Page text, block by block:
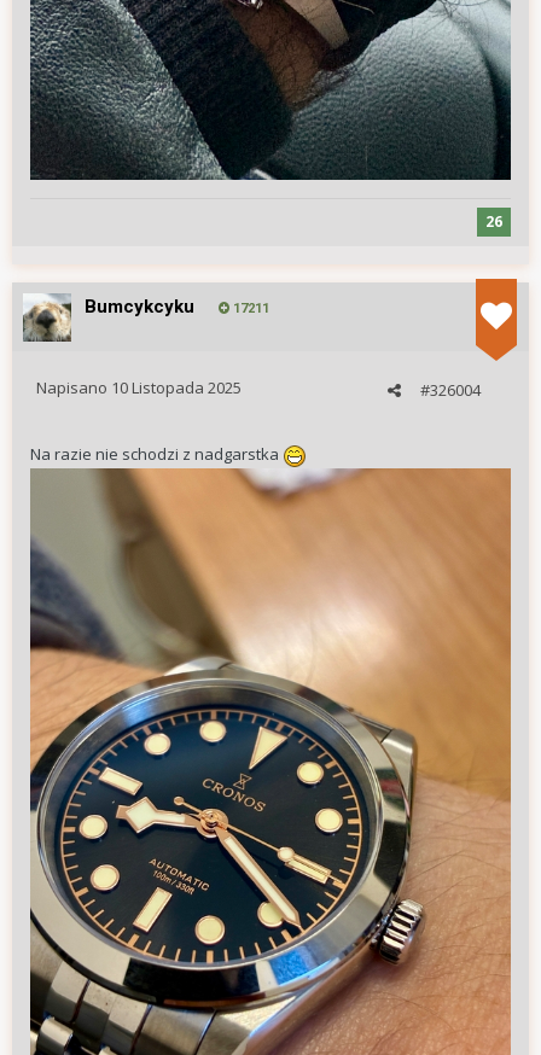
26
Bumcykcyku 17211
#326004
Napisano 10 Listopada 2025
Na razie nie schodzi z nadgarstka